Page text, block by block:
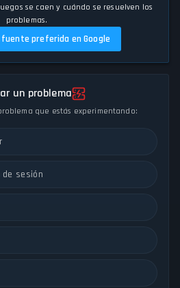
se caen y cuándo se resuelven los
problemas.
preferida en Google
un problema
que estás experimentando:
sesión